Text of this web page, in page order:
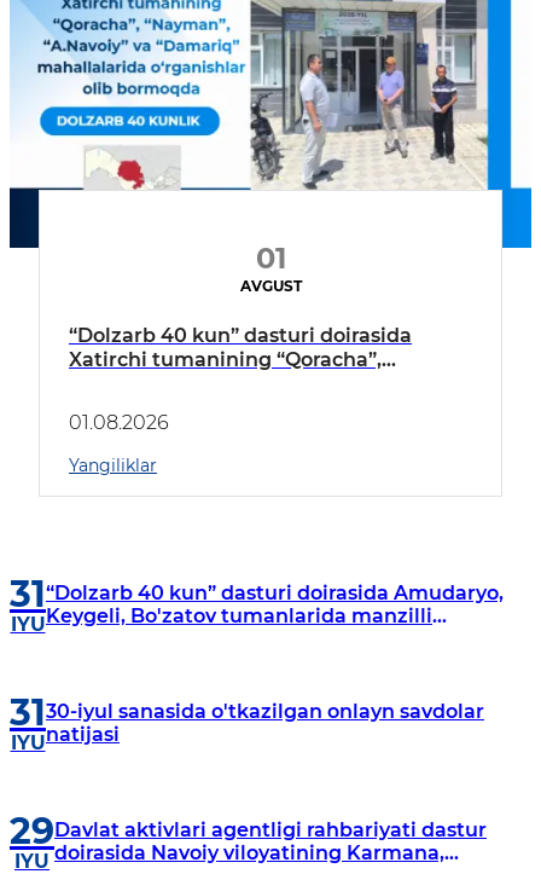
01
AVGUST
“Dolzarb 40 kun” dasturi doirasida
Xatirchi tumanining “Qoracha”,
borildi
01.08.2026
Yangiliklar
31
IYU
“Dolzarb 40 kun” dasturi doirasida Amudaryo,
Keygeli, Bo'zatov tumanlarida manzilli
31
IYU
30-iyul sanasida o'tkazilgan onlayn savdolar
natijasi
29
IYU
Davlat aktivlari agentligi rahbariyati dastur
doirasida Navoiy viloyatining Karmana,